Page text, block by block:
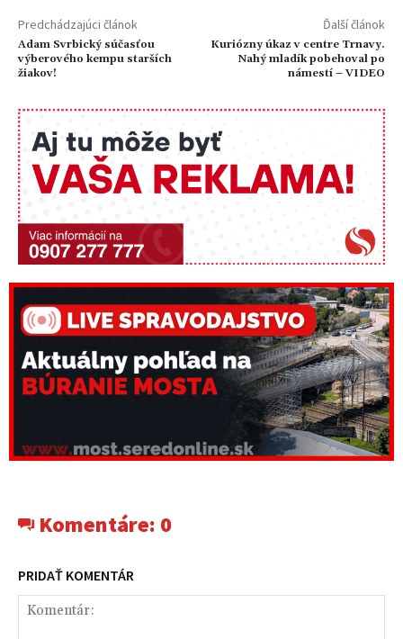
Predchádzajúci článok
Adam Svrbický súčasťou
výberového kempu starších
žiakov!
Ďalší článok
Kuriózny úkaz v centre Trnavy.
Nahý mladík pobehoval po
námestí – VIDEO
Komentáre: 0
PRIDAŤ KOMENTÁR